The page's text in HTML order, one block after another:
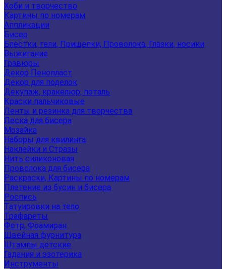
Хоби и творчество
Картины по номерам
Аппликации
Бисер
Блестки, гели, Прищепки, Проволока, Глазки, носики
Выжигание
Гравюры
Декор Пенопласт
Декор для поделок
Декупаж, кракелюр, поталь
Краски пальчиковые
Ленты и резинка для творчества
Леска для бисера
Мозайка
Наборы для квилинга
Наклейки и Стразы
Нить силиконовая
Проволока для бисера
Раскраски, Картины по номерам
Плетение из бусин и бисера
Роспись
Татуировки на тело
Трафареты
Фетр, Фоамиран
Швейная фурнитура
Штампы детские
Гадания и эзотерика
Инструменты